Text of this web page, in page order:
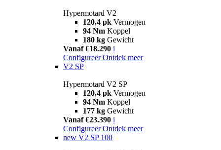
Hypermotard V2
120,4 pk Vermogen
94 Nm Koppel
180 kg Gewicht
Vanaf €18.290 i
Configureer Ontdek meer
V2 SP
Hypermotard V2 SP
120,4 pk Vermogen
94 Nm Koppel
177 kg Gewicht
Vanaf €23.390 i
Configureer Ontdek meer
new V2 SP 100